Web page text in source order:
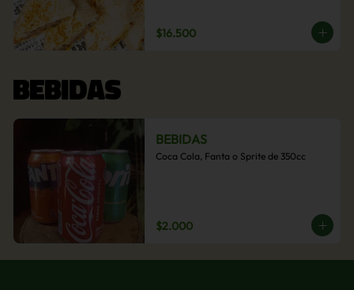
$16.500
BEBIDAS
BEBIDAS
Coca Cola, Fanta o Sprite de 350cc
$2.000